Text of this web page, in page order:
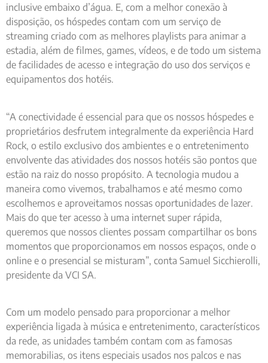
inclusive embaixo d’água. E, com a melhor conexão à
disposição, os hóspedes contam com um serviço de
streaming criado com as melhores playlists para animar a
estadia, além de filmes, games, vídeos, e de todo um sistema
de facilidades de acesso e integração do uso dos serviços e
equipamentos dos hotéis.
“A conectividade é essencial para que os nossos hóspedes e
proprietários desfrutem integralmente da experiência Hard
Rock, o estilo exclusivo dos ambientes e o entretenimento
envolvente das atividades dos nossos hotéis são pontos que
estão na raiz do nosso propósito. A tecnologia mudou a
maneira como vivemos, trabalhamos e até mesmo como
escolhemos e aproveitamos nossas oportunidades de lazer.
Mais do que ter acesso à uma internet super rápida,
queremos que nossos clientes possam compartilhar os bons
momentos que proporcionamos em nossos espaços, onde o
online e o presencial se misturam”, conta Samuel Sicchierolli,
presidente da VCI SA.
Com um modelo pensado para proporcionar a melhor
experiência ligada à música e entretenimento, característicos
da rede, as unidades também contam com as famosas
memorabilias, os itens especiais usados nos palcos e nas